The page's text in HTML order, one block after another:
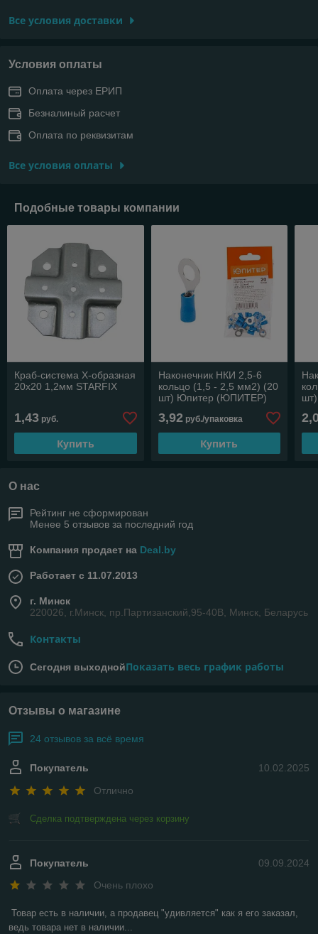
Все условия доставки
Условия оплаты
Оплата через ЕРИП
Безналиный расчет
Оплата по реквизитам
Все условия оплаты
Подобные товары компании
Краб-система Х-образная
20х20 1,2мм STARFIX
1,43 руб.
Купить
Наконечник НКИ 2,5-6
кольцо (1,5 - 2,5 мм2) (20
шт) Юпитер (ЮПИТЕР)
3,92руб./упаковка
Купить
О нас
Рейтинг не сформирован
Менее 5 отзывов за последний год
Компания продает на Deal.by
Работает с 11.07.2013
г. Минск
220026, г.Минск, пр.Партизанский,95-40В, Минск, Беларусь
Контакты
Сегодня выходнойПоказать весь график работы
Отзывы о магазине
24 отзывов за всё время
10.02.2025
Покупатель
Отлично
Сделка подтверждена через корзину
09.09.2024
Покупатель
Очень плохо
Товар есть в наличии, а продавец "удивляется" как я его заказал,
ведь товара нет в наличии...